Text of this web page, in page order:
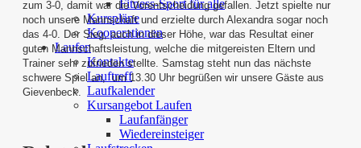
Fitness-Sport für alle
Kurspläne
Kooperationen
Laufen
Kontakte
Lauftreff
Laufkalender
Kursangebot Laufen
Laufanfänger
Wiedereinsteiger
zum 3-0, damit war die Vorentscheidung gefallen. Jetzt spielte nur
noch unsere Mannschaft und erzielte durch Alexandra sogar noch
das 4-0. Der Sieg, auch in dieser Höhe, war das Resultat einer
guten Mannschaftsleistung, welche die mitgereisten Eltern und
Trainer sehr zufrieden stellte. Samstag steht nun das nächste
schwere Spiel an,um 13.30 Uhr begrüßen wir unsere Gäste aus
Gievenbeck.